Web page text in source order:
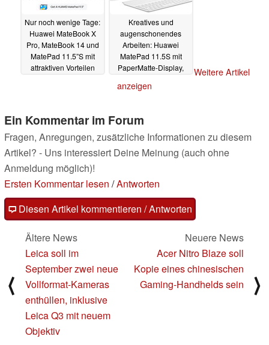
Nur noch wenige Tage:
Huawei MateBook X
Pro, MateBook 14 und
MatePad 11.5”S mit
attraktiven Vorteilen
Kreatives und
augenschonendes
Arbeiten: Huawei
MatePad 11.5S mit
PaperMatte-Display,
(Ad)17.06.2024
Weitere Artikel
anzeigen
Ein Kommentar im Forum
Fragen, Anregungen, zusätzliche Informationen zu diesem
Artikel? - Uns interessiert Deine Meinung (auch ohne
Anmeldung möglich)!
Ersten Kommentar lesen /Antworten
Diesen Artikel kommentieren / Antworten
⟨
Ältere News
Leica soll im
September zwei neue
Vollformat-Kameras
enthüllen, inklusive
Leica Q3 mit neuem
Objektiv
Neuere News
Acer Nitro Blaze soll
Kopie eines chinesischen
Gaming-Handhelds sein
⟩